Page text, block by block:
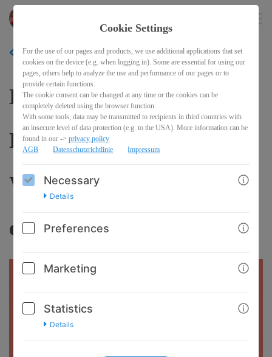
BACK
Dein KI Upgrade -
Präsentationen,
Workbooks & Videos
erstellen lassen - der Kurs
Cookie Settings
For the use of our pages and products, we use additional applications that set
cookies on the device (e.g. when logging in). Some are essential for using our
pages, others help to analyze the use and performance of our pages or to
provide certain functions.
The cookie consent can be changed at any time or the cookies can be
completely deleted using the browser function.
With some tools, data may be transmitted to recipients in third countries with
an insecure level of data protection (e.g. to the USA). More information can be
found in our ->privacy policy
AGB
Datenschutzrichtlinie Impressum
Necessary
Details
Preferences
Marketing
Statistics
Details